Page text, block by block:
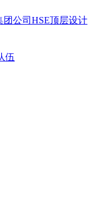
团公司HSE顶层设计
伍